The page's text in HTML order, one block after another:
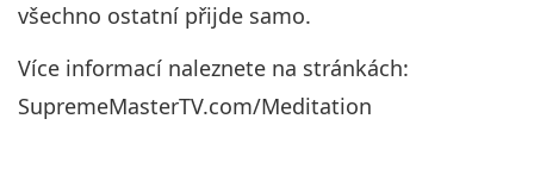
všechno ostatní přijde samo.
Více informací naleznete na stránkách:
SupremeMasterTV.com/Meditation